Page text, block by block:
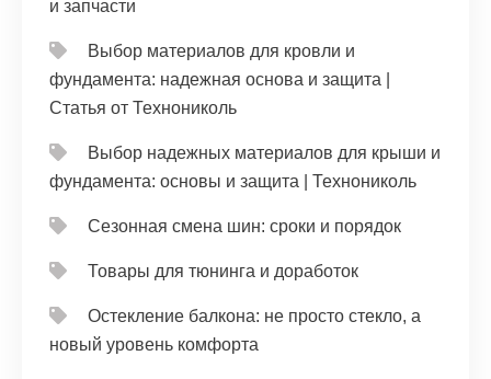
и запчасти
Выбор материалов для кровли и
фундамента: надежная основа и защита |
Статья от Технониколь
Выбор надежных материалов для крыши и
фундамента: основы и защита | Технониколь
Сезонная смена шин: сроки и порядок
Товары для тюнинга и доработок
Остекление балкона: не просто стекло, а
новый уровень комфорта